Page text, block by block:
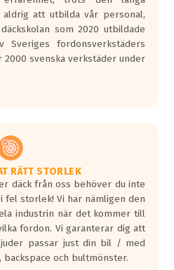
där däcken
där det ligger
på
det finnas
vågar. Hög
vågor
om det är
att utbilda vår personal,
som 2020 utbildade
Sveriges fordonsverkstäders
svenska verkstäder under
RÄTT STORLEK
däck från oss behöver du inte
storlek! Vi har nämligen den
industrin när det kommer till
fordon. Vi garanterar dig att
passar just din bil / med
och bultmönster.